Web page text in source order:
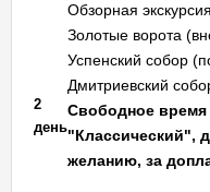
2
день
Обзорная
Золотые ворота
Успенский собор
Дмитриевский
Свободное время
"Классический",
желанию, за